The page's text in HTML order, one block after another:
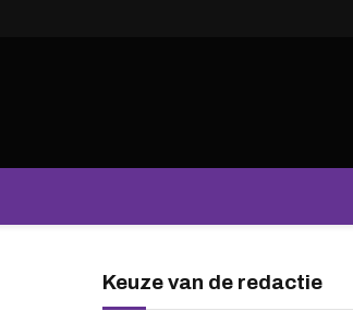
Keuze van de redactie